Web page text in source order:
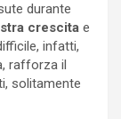
durante
crescita e
infatti,
rafforza il
solitamente